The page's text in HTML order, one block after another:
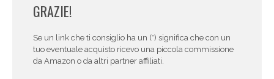
GRAZIE!
Se un link che ti consiglio ha un (*) significa che con un
tuo eventuale acquisto ricevo una piccola commissione
da Amazon o da altri partner affiliati.